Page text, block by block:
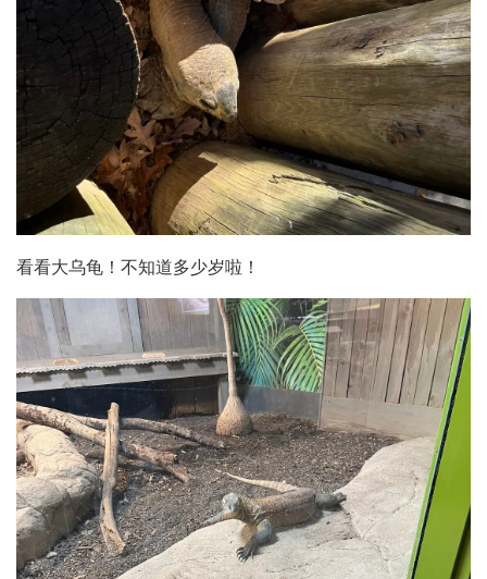
看看大乌龟！不知道多少岁啦！